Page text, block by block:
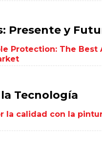
Presente y
Protection: The
Tecnología
la calidad con la